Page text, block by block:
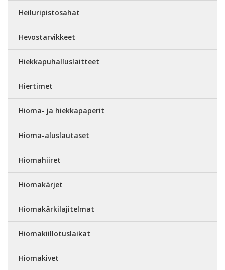
Heiluripistosahat
Hevostarvikkeet
Hiekkapuhalluslaitteet
Hiertimet
Hioma- ja hiekkapaperit
Hioma-aluslautaset
Hiomahiiret
Hiomakärjet
Hiomakärkilajitelmat
Hiomakiillotuslaikat
Hiomakivet